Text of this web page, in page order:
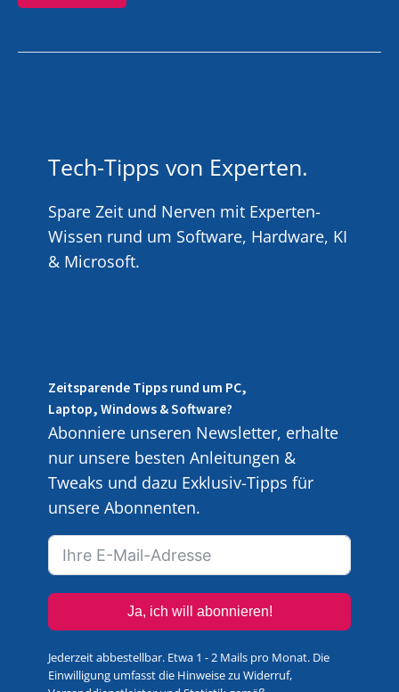
Tech-Tipps von Experten.
Spare Zeit und Nerven mit Experten-
Wissen rund um Software, Hardware, KI
& Microsoft.
Zeitsparende Tipps rund um PC,
Laptop, Windows & Software?
Abonniere unseren Newsletter, erhalte
nur unsere besten Anleitungen &
Tweaks und dazu Exklusiv-Tipps für
unsere Abonnenten.
Ja, ich will abonnieren!
Jederzeit abbestellbar. Etwa 1 - 2 Mails pro Monat. Die
Einwilligung umfasst die Hinweise zu Widerruf,